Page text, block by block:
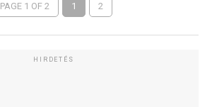
PAGE 1 OF 2 1 2
HIRDETÉS